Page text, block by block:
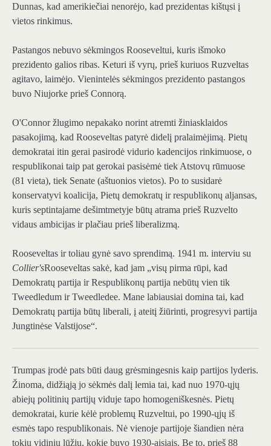
Dunnas, kad amerikiečiai nenorėjo, kad prezidentas kištųsi į
vietos rinkimus.
Pastangos nebuvo sėkmingos Rooseveltui, kuris išmoko
prezidento galios ribas. Keturi iš vyrų, prieš kuriuos Ruzveltas
agitavo, laimėjo. Vienintelės sėkmingos prezidento pastangos
buvo Niujorke prieš Connorą.
O'Connor žlugimo nepakako norint atremti žiniasklaidos
pasakojimą, kad Rooseveltas patyrė didelį pralaimėjimą. Pietų
demokratai itin gerai pasirodė vidurio kadencijos rinkimuose, o
respublikonai taip pat gerokai pasisėmė tiek Atstovų rūmuose
(81 vieta), tiek Senate (aštuonios vietos). Po to susidarė
konservatyvi koalicija, Pietų demokratų ir respublikonų aljansas,
kuris septintajame dešimtmetyje būtų atrama prieš Ruzvelto
vidaus ambicijas ir plačiau prieš liberalizmą.
Rooseveltas ir toliau gynė savo sprendimą. 1941 m. interviu su
Collier'sRooseveltas sakė, kad jam „visų pirma rūpi, kad
Demokratų partija ir Respublikonų partija nebūtų vien tik
Tweedledum ir Tweedledee. Mane labiausiai domina tai, kad
Demokratų partija būtų liberali, į ateitį žiūrinti, progresyvi partija
Jungtinėse Valstijose“.
Trumpas įrodė pats būti daug grėsmingesnis kaip partijos lyderis.
Žinoma, didžiąją jo sėkmės dalį lemia tai, kad nuo 1970-ųjų
abiejų politinių partijų viduje tapo homogeniškesnės. Pietų
demokratai, kurie kėlė problemų Ruzveltui, po 1990-ųjų iš
esmės tapo respublikonais. Nė vienoje partijoje šiandien nėra
tokių vidinių lūžių, kokie buvo 1930-aisiais. Be to, prieš 88